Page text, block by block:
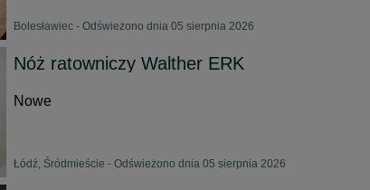
Bolesławiec - Odświeżono dnia 05 sierpnia 2026
Nóż ratowniczy Walther ERK
Nowe
Łódź, Śródmieście - Odświeżono dnia 05 sierpnia 2026